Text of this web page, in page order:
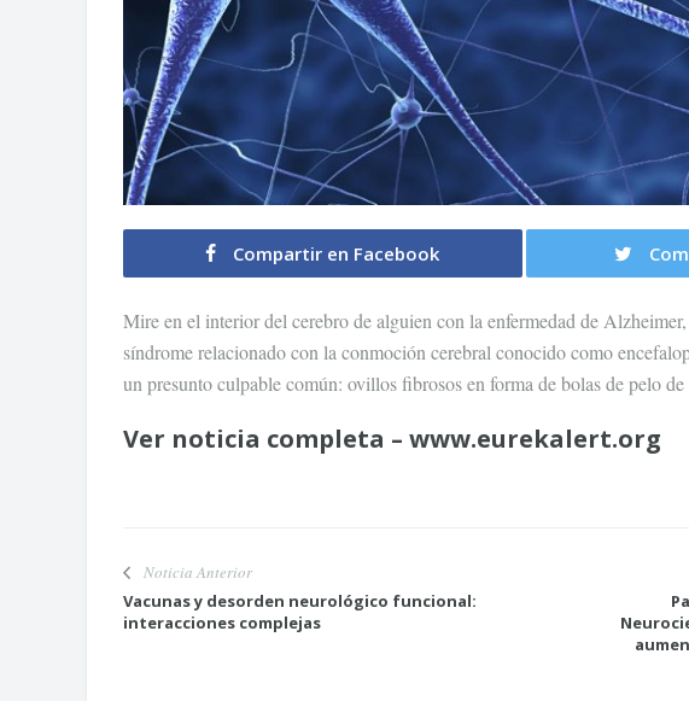
Compartir en Facebook
Mire en el interior del cerebro de alguien con la enfermedad de
síndrome relacionado con la conmoción cerebral conocido como
un presunto culpable común: ovillos fibrosos en forma de bolas de pelo
Ver noticia completa – www.eurekalert.org
Noticia Anterior
Vacunas y desorden neurológico funcional:
interacciones complejas